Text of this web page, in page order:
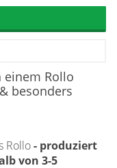
einem Rollo
besonders
Rollo- produziert
von 3-5